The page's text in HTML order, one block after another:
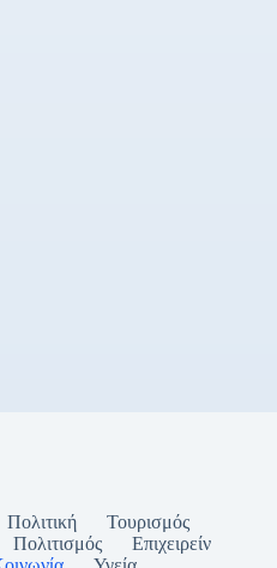
Πολιτική
Τουρισμός
Πολιτισμός
Επιχειρείν